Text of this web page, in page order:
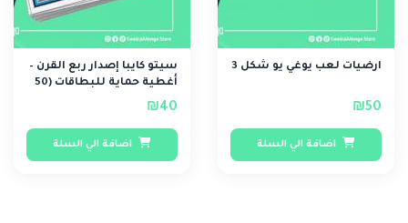
ارضيات لعب يوغي يو شكل 3
₪50
اضافة الي السلة
سيتو كايبا إصدار ربع القرن –
أغطية حماية للبطاقات (50
قطعة)
₪40
اضافة الي السلة